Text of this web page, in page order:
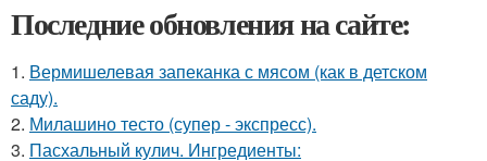
Последние обновления на сайте:
1. Вермишелевая запеканка с мясом (как в детском
саду).
2. Милашино тесто (супер - экспресс).
3. Пасхальный кулич. Ингредиенты: